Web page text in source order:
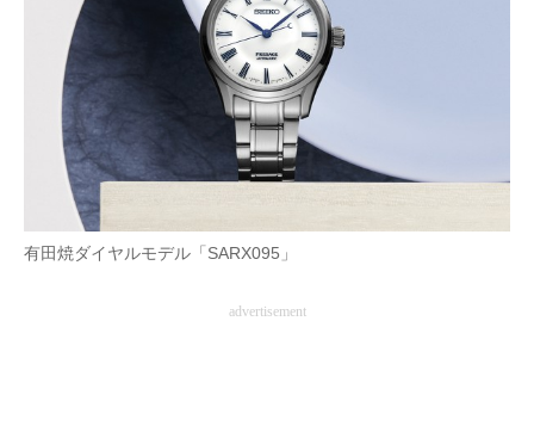
進化するPCとデバイスの未来
好きが集まる 比べて選べる
ビジネスと働き方のヒント
AI活用のいまが分かる
企業ITのトレンドを詳説
経営リーダーのコミュニティ
有田焼ダイヤルモデル「SARX095」
advertisement